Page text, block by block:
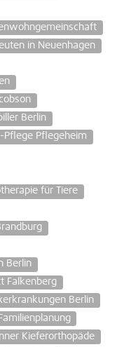
in Neuenhagen
Berlin
Pflege Pflegeheim
für Tiere
Berlin
Falkenberg
Berlin
Familienplanung
Kieferorthopäde